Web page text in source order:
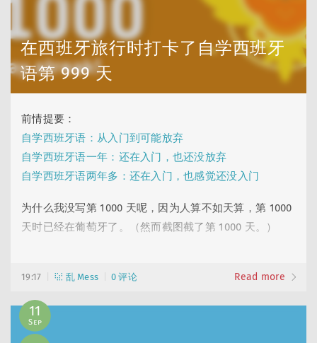
在西班牙旅行时打卡了自学西班牙
语第 999 天
前情提要：
自学西班牙语：从入门到可能放弃
自学西班牙语一年：还在入门，也还没放弃
自学西班牙语两年多：还在入门，也感觉还没入门
为什么我没写第 1000 天呢，因为人算不如天算，第 1000
天时已经在葡萄牙了。（然而截图截了第 1000 天。）
年，但也自知一直只是在划水打卡、一直都在入门或还没
入门，所以并没有在这次旅行中「检验学习成果」这样大
胆的想法，都是默认用英语交流。再者，这次在西班牙我
都待在加泰罗尼亚地区，不论是书面还是口语，加泰语才
19:17 乱 Mess 0 评论 Read more
11
Sep